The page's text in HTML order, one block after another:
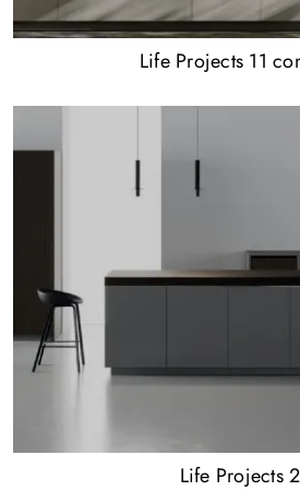
Life Projects 11
Life Projects